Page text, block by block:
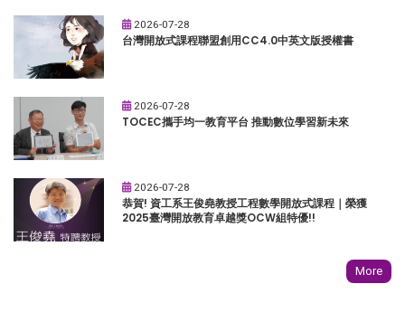
2026-07-28
台灣開放式課程聯盟創用CC4.0中英文版授權書
2026-07-28
TOCEC攜手均一教育平台 推動數位學習新未來
2026-07-28
恭賀! 資工系王俊堯教授工程數學開放式課程｜榮獲
2025臺灣開放教育卓越獎OCW組特優!!
More